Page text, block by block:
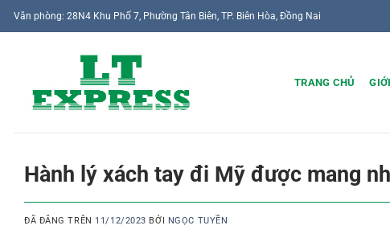
Chuyển
đến
Văn phòng: 28N4 Khu Phố 7, Phường Tân Biên, TP. Biên Hòa, Đồng Nai
TRANG CHỦ
Hành lý xách tay đi Mỹ được mang
ĐÃ ĐĂNG TRÊN 11/12/2023 BỞI NGỌC TUYỀN